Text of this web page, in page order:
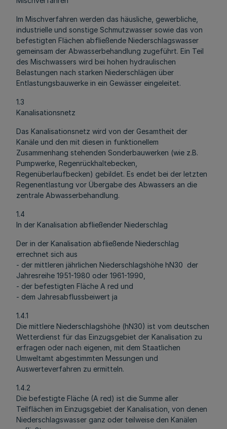
Im Mischverfahren werden das häusliche, gewerbliche,
industrielle und sonstige Schmutzwasser sowie das von
befestigten Flächen abfließende Niederschlagswasser
gemeinsam der Abwasserbehandlung zugeführt. Ein Teil
des Mischwassers wird bei hohen hydraulischen
Belastungen nach starken Niederschlägen über
Entlastungsbauwerke in ein Gewässer eingeleitet.
1.3
Kanalisationsnetz
Das Kanalisationsnetz wird von der Gesamtheit der
Kanäle und den mit diesen in funktionellem
Zusammenhang stehenden Sonderbauwerken (wie z.B.
Pumpwerke, Regenrückhaltebecken,
Regenüberlaufbecken) gebildet. Es endet bei der letzten
Regenentlastung vor Übergabe des Abwassers an die
zentrale Abwasserbehandlung.
1.4
In der Kanalisation abfließender Niederschlag
Der in der Kanalisation abfließende Niederschlag
errechnet sich aus
- der mittleren jährlichen Niederschlagshöhe hN30 der
Jahresreihe 1951-1980 oder 1961-1990,
- der befestigten Fläche A red und
- dem Jahresabflussbeiwert ja
1.4.1
Die mittlere Niederschlagshöhe (hN30) ist vom deutschen
Wetterdienst für das Einzugsgebiet der Kanalisation zu
erfragen oder nach eigenen, mit dem Staatlichen
Umweltamt abgestimmten Messungen und
Auswerteverfahren zu ermitteln.
1.4.2
Die befestigte Fläche (A red) ist die Summe aller
Teilflächen im Einzugsgebiet der Kanalisation, von denen
Niederschlagswasser ganz oder teilweise den Kanälen